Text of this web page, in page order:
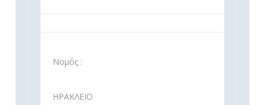
Νομός :
ΗΡΑΚΛΕΙΟ